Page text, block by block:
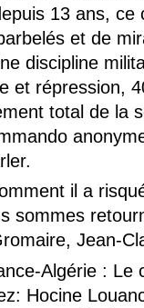
13 ans, ce
et de
discipline
et répression,
total de la
il a
sommes
Jean-
Algérie : Le
Hocine